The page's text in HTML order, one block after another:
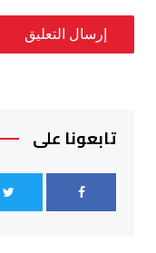
تابعونا على